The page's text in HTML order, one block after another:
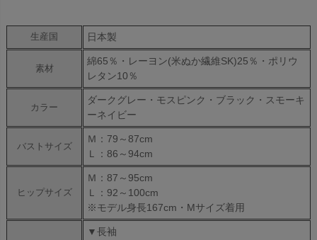
生産国 日本製
素材
綿65％・レーヨン(米ぬか繊維SK)25％・ポリウ
レタン10％
カラー
ダークグレー・モスピンク・ブラック・スモーキ
ーネイビー
バストサイズ
Ｍ：79～87cm
Ｌ：86～94cm
ヒップサイズ
Ｍ：87～95cm
Ｌ：92～100cm
※モデル身長167cm・Mサイズ着用
▼長袖